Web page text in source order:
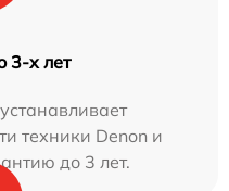
3-х лет
техники Denon и
до 3 лет.